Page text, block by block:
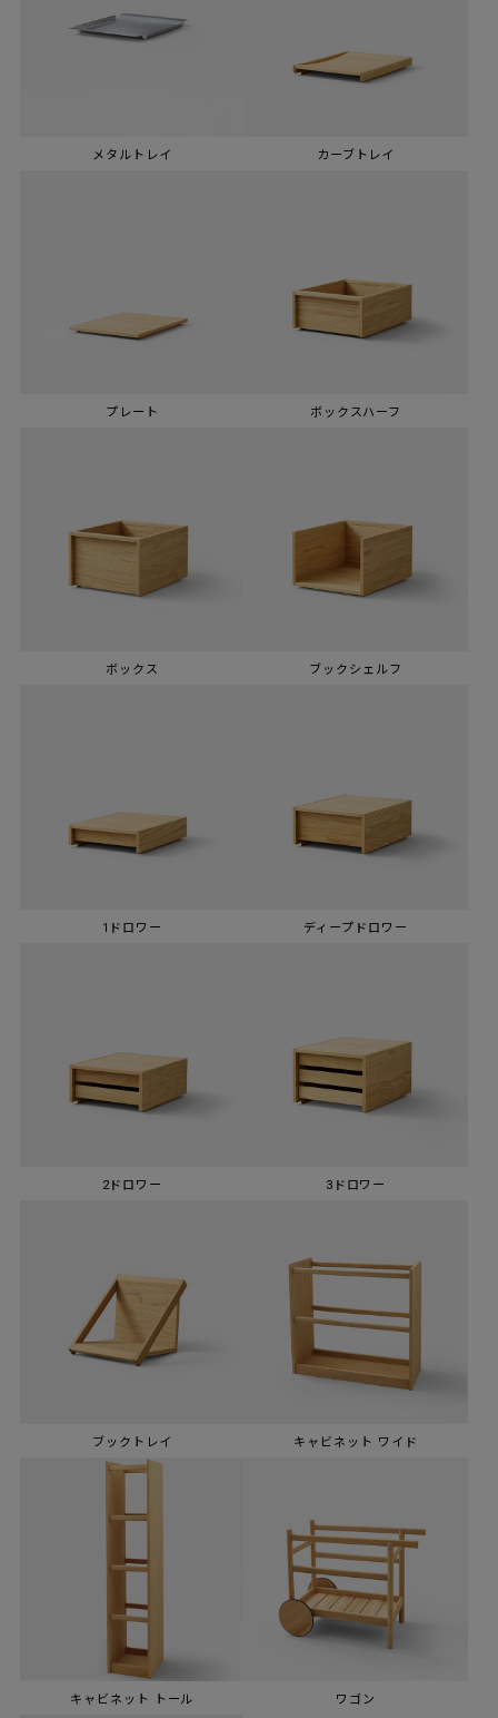
メタルトレイ カーブトレイ
プレート ボックスハーフ
ボックス ブックシェルフ
1ドロワー ディープドロワー
2ドロワー 3ドロワー
ブックトレイ キャビネット ワイド
キャビネット トール ワゴン